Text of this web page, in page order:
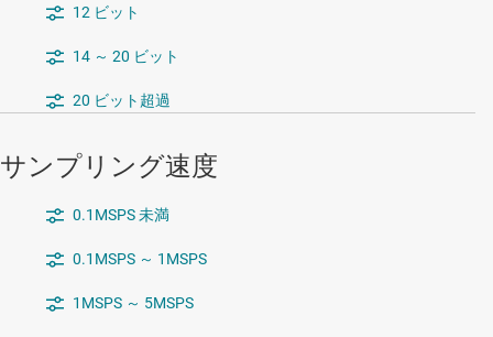
12 ビット
14 ～ 20 ビット
20 ビット超過
サンプリング速度
0.1MSPS 未満
0.1MSPS ～ 1MSPS
1MSPS ～ 5MSPS